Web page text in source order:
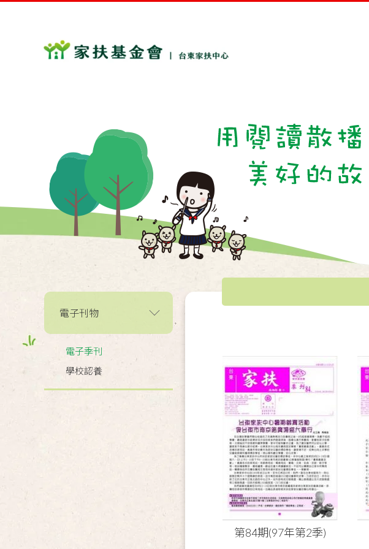
電子刊物
電子季刊
學校認養
第84期(97年第2季)